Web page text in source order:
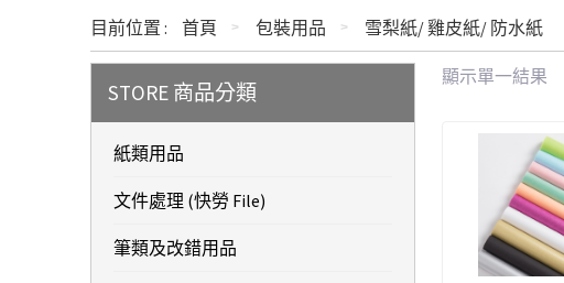
目前位置 : 首頁 包裝用品 雪梨紙/ 雞皮紙/ 防水紙
顯示單一結果
STORE 商品分類
紙類用品
文件處理 (快勞 File)
筆類及改錯用品